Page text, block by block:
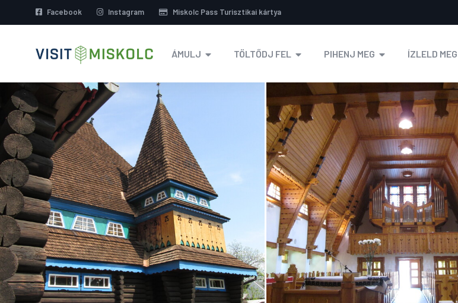
Facebook Instagram Miskolc Pass Turisztikai kártya
ÁMULJ TÖLTŐDJ FEL PIHENJ MEG ÍZLELD MEG